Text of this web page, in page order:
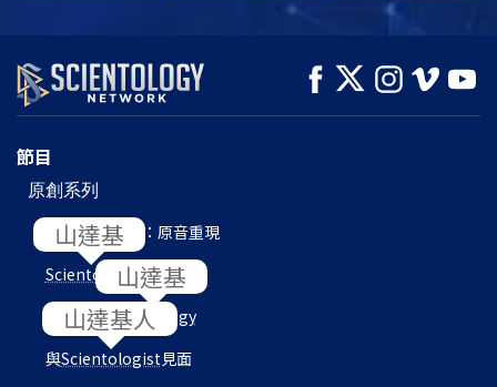
觀看 探索系列節目
節目
原創系列
L. 羅恩 賀伯特：原音重現
Scientology 內部
目的地：Scientology
與Scientologist 見面